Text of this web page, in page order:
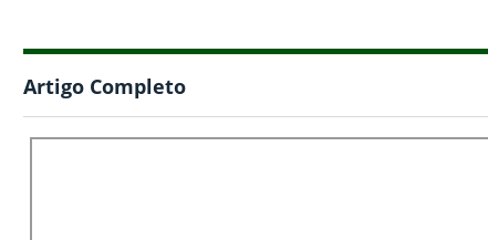
Artigo Completo